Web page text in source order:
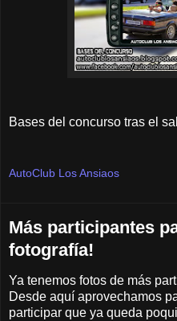
Bases del concurso tras el
AutoClub Los Ansiaos
Más participantes
fotografía!
Ya tenemos fotos de más
Desde aquí aprovechamos
participar que ya queda